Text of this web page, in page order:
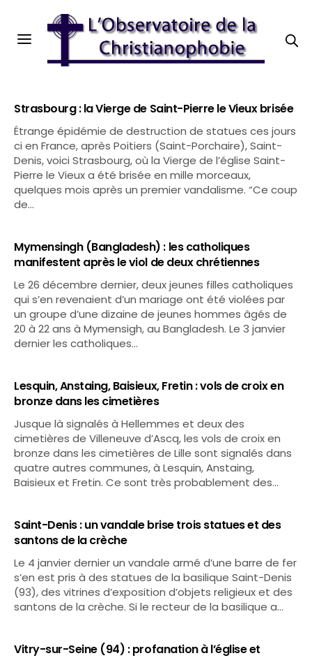
Strasbourg : la Vierge de Saint-Pierre le Vieux brisée
Étrange épidémie de destruction de statues ces jours
ci en France, après Poitiers (Saint-Porchaire), Saint-
Denis, voici Strasbourg, où la Vierge de l’église Saint-
Pierre le Vieux a été brisée en mille morceaux,
quelques mois après un premier vandalisme. “Ce coup
de…
Mymensingh (Bangladesh) : les catholiques
manifestent après le viol de deux chrétiennes
Le 26 décembre dernier, deux jeunes filles catholiques
qui s’en revenaient d’un mariage ont été violées par
un groupe d’une dizaine de jeunes hommes âgés de
20 à 22 ans à Mymensigh, au Bangladesh. Le 3 janvier
dernier les catholiques…
Lesquin, Anstaing, Baisieux, Fretin : vols de croix en
bronze dans les cimetières
Jusque là signalés à Hellemmes et deux des
cimetières de Villeneuve d’Ascq, les vols de croix en
bronze dans les cimetières de Lille sont signalés dans
quatre autres communes, à Lesquin, Anstaing,
Baisieux et Fretin. Ce sont très probablement des…
Saint-Denis : un vandale brise trois statues et des
santons de la crèche
Le 4 janvier dernier un vandale armé d’une barre de fer
s’en est pris à des statues de la basilique Saint-Denis
(93), des vitrines d’exposition d’objets religieux et des
santons de la crèche. Si le recteur de la basilique a…
Vitry-sur-Seine (94) : profanation à l’église et